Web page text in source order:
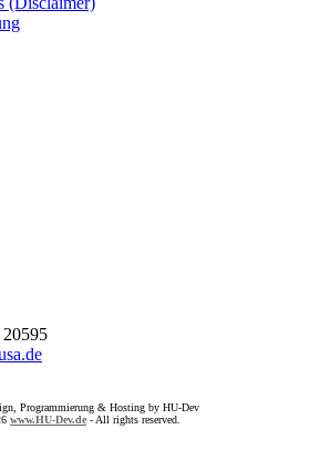
Programmierung & Hosting by HU-Dev
www.HU-Dev.de - All rights reserved.